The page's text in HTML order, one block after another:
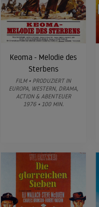
Keoma - Melodie des
Sterbens
FILM • PRODUZIERT IN
EUROPA, WESTERN, DRAMA,
ACTION & ABENTEUER
1976 • 100 MIN.